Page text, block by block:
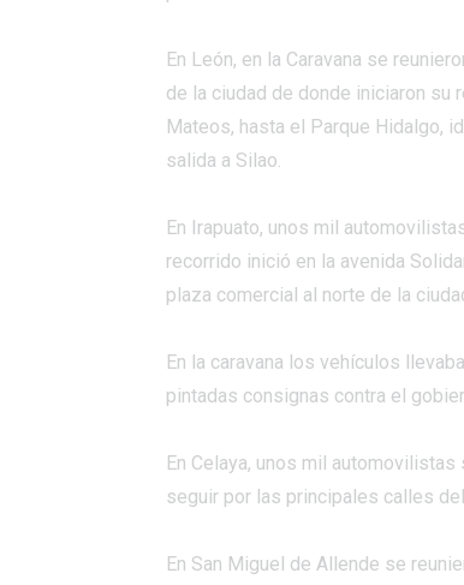
En León, en la Caravana se
de la ciudad de donde iniciaron
Mateos, hasta el Parque Hidalgo,
salida a Silao.
En Irapuato, unos mil
recorrido inició en la avenida
plaza comercial al norte de la
En la caravana los vehículos
pintadas consignas contra el
En Celaya, unos mil
seguir por las principales calles
En San Miguel de Allende se